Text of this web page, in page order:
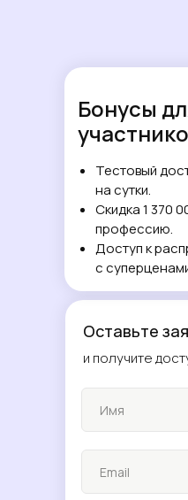
Оставьте
и получите
Бонусы
Тестовый
на сутки.
Скидка 1 370
профессию.
Доступ к
с